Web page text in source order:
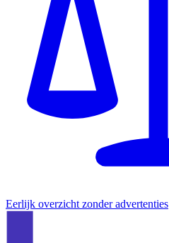
Eerlijk overzicht zonder advertenties